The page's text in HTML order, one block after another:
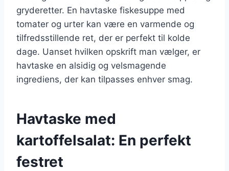
gryderetter. En havtaske fiskesuppe med
tomater og urter kan være en varmende og
tilfredsstillende ret, der er perfekt til kolde
dage. Uanset hvilken opskrift man vælger, er
havtaske en alsidig og velsmagende
ingrediens, der kan tilpasses enhver smag.
Havtaske med
kartoffelsalat: En perfekt
festret